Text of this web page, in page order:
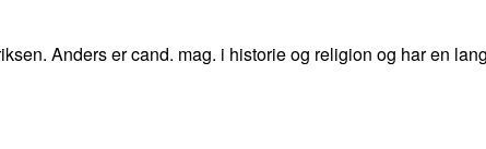
Anders er cand. mag. i historie og religion og har en